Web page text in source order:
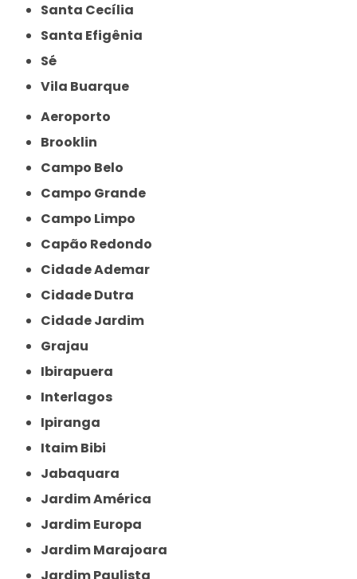
Santa Cecília
Santa Efigênia
Sé
Vila Buarque
Aeroporto
Brooklin
Campo Belo
Campo Grande
Campo Limpo
Capão Redondo
Cidade Ademar
Cidade Dutra
Cidade Jardim
Grajau
Ibirapuera
Interlagos
Ipiranga
Itaim Bibi
Jabaquara
Jardim América
Jardim Europa
Jardim Marajoara